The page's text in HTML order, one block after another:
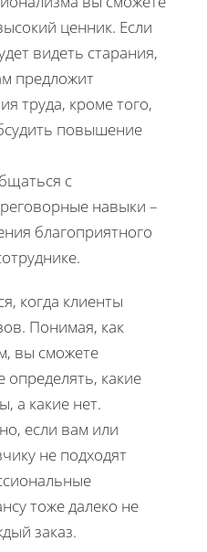
ценник. Если
видеть старания,
предложит
труда, кроме того,
повышение
с
навыки –
благоприятного
когда клиенты
Понимая, как
вы сможете
определять, какие
а какие нет.
если вам или
не подходят
тоже далеко не
заказ.